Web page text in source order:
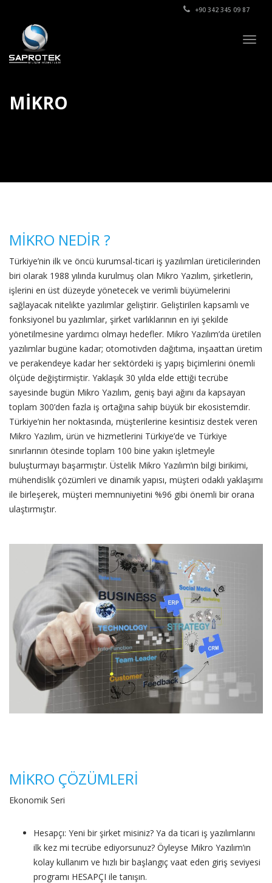
+90 342 345 09 87
MİKRO
MİKRO NEDİR ?
Türkiye’nin ilk ve öncü kurumsal-ticari iş yazılımları üreticilerinden
biri olarak 1988 yılında kurulmuş olan Mikro Yazılım, şirketlerin,
işlerini en üst düzeyde yönetecek ve verimli büyümelerini
sağlayacak nitelikte yazılımlar geliştirir. Geliştirilen kapsamlı ve
fonksiyonel bu yazılımlar, şirket varlıklarının en iyi şekilde
yönetilmesine yardımcı olmayı hedefler. Mikro Yazılım’da üretilen
yazılımlar bugüne kadar; otomotivden dağıtıma, inşaattan üretim
ve perakendeye kadar her sektördeki iş yapış biçimlerini önemli
ölçüde değiştirmiştir. Yaklaşık 30 yılda elde ettiği tecrübe
sayesinde bugün Mikro Yazılım, geniş bayi ağını da kapsayan
toplam 300’den fazla iş ortağına sahip büyük bir ekosistemdir.
Türkiye’nin her noktasında, müşterilerine kesintisiz destek veren
Mikro Yazılım, ürün ve hizmetlerini Türkiye’de ve Türkiye
sınırlarının ötesinde toplam 100 bine yakın işletmeyle
buluşturmayı başarmıştır. Üstelik Mikro Yazılım’ın bilgi birikimi,
mühendislik çözümleri ve dinamik yapısı, müşteri odaklı yaklaşımı
ile birleşerek, müşteri memnuniyetini %96 gibi önemli bir orana
ulaştırmıştır.
MİKRO ÇÖZÜMLERİ
Ekonomik Seri
Hesapçı: Yeni bir şirket misiniz? Ya da ticari iş yazılımlarını
ilk kez mi tecrübe ediyorsunuz? Öyleyse Mikro Yazılım’ın
kolay kullanım ve hızlı bir başlangıç vaat eden giriş seviyesi
programı HESAPÇI ile tanışın.